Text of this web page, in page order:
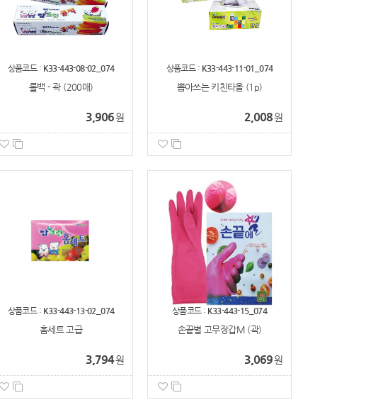
상품코드 : K33-443-08-02_074
롤백 - 곽 (200매)
3,906원
상품코드 : K33-443-11-01_074
뽑아쓰는 키친타올 (1p)
2,008원
상품코드 : K33-443-13-02_074
홈세트 고급
3,794원
상품코드 : K33-443-15_074
손끝별 고무장갑M (곽)
3,069원